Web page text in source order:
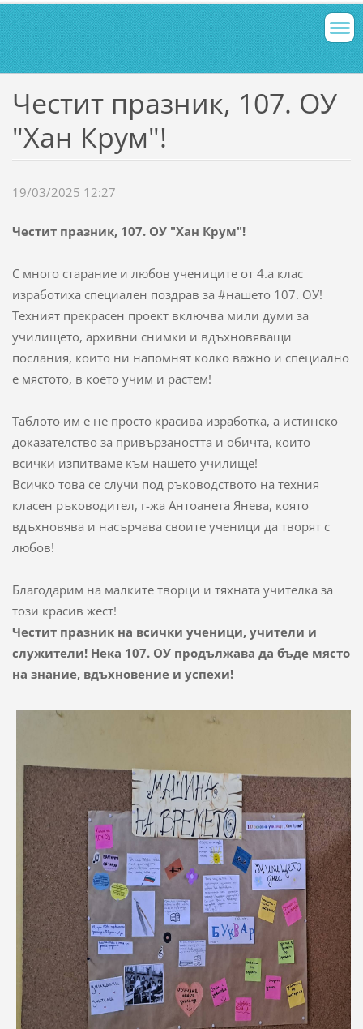
Честит празник, 107. ОУ
"Хан Крум"!
19/03/2025 12:27
Честит празник, 107. ОУ "Хан Крум"!
С много старание и любов учениците от 4.а клас
изработиха специален поздрав за #нашето 107. ОУ!
Техният прекрасен проект включва мили думи за
училището, архивни снимки и вдъхновяващи
послания, които ни напомнят колко важно и специално
е мястото, в което учим и растем!
Таблото им е не просто красива изработка, а истинско
доказателство за привързаността и обичта, които
всички изпитваме към нашето училище!
Всичко това се случи под ръководството на техния
класен ръководител, г-жа Антоанета Янева, която
вдъхновява и насърчава своите ученици да творят с
любов!
Благодарим на малките творци и тяхната учителка за
този красив жест!
Честит празник на всички ученици, учители и
служители! Нека 107. ОУ продължава да бъде място
на знание, вдъхновение и успехи!